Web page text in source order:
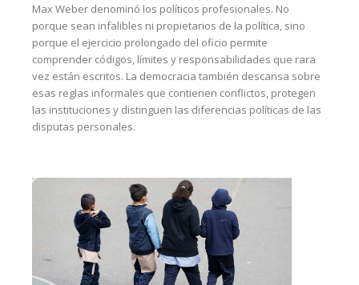
Max Weber denominó los políticos profesionales. No
porque sean infalibles ni propietarios de la política, sino
porque el ejercicio prolongado del oficio permite
comprender códigos, límites y responsabilidades que rara
vez están escritos. La democracia también descansa sobre
esas reglas informales que contienen conflictos, protegen
las instituciones y distinguen las diferencias políticas de las
disputas personales.